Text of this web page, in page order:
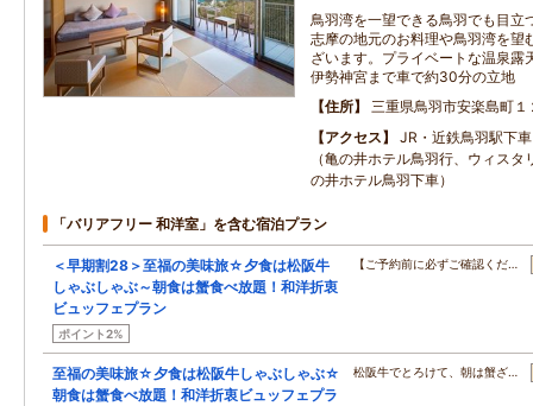
鳥羽湾を一望できる鳥羽でも目立
志摩の地元のお料理や鳥羽湾を望
ざいます。プライベートな温泉露
伊勢神宮まで車で約30分の立地
住所
三重県鳥羽市安楽島町１
アクセス
JR・近鉄鳥羽駅下
（亀の井ホテル鳥羽行、ウィスタ
の井ホテル鳥羽下車）
「バリアフリー 和洋室」を含む宿泊プラン
＜早期割28＞至福の美味旅☆夕食は松阪牛
しゃぶしゃぶ～朝食は蟹食べ放題！和洋折衷
ビュッフェプラン
ポイント2%
【ご予約前に必ずご確認くだ…
至福の美味旅☆夕食は松阪牛しゃぶしゃぶ☆
朝食は蟹食べ放題！和洋折衷ビュッフェプラ
松阪牛でとろけて、朝は蟹ざ…